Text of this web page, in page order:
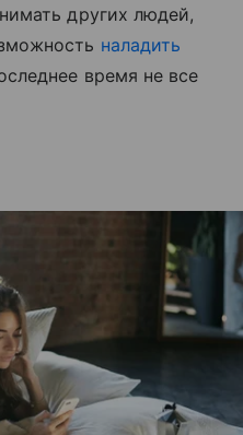
других людей,
наладить
время не все